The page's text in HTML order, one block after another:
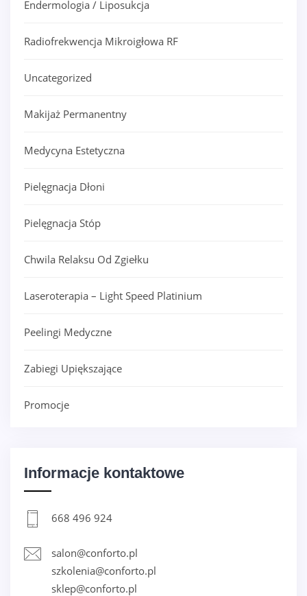
Endermologia / Liposukcja
Radiofrekwencja Mikroigłowa RF
Uncategorized
Makijaż Permanentny
Medycyna Estetyczna
Pielęgnacja Dłoni
Pielęgnacja Stóp
Chwila Relaksu Od Zgiełku
Laseroterapia – Light Speed Platinium
Peelingi Medyczne
Zabiegi Upiększające
Promocje
Informacje kontaktowe
668 496 924
salon@conforto.pl
szkolenia@conforto.pl
sklep@conforto.pl